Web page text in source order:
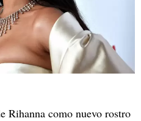
Rihanna como nuevo rostro